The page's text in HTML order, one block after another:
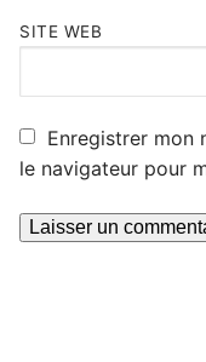
SITE WEB
Enregistrer mon
le navigateur pour